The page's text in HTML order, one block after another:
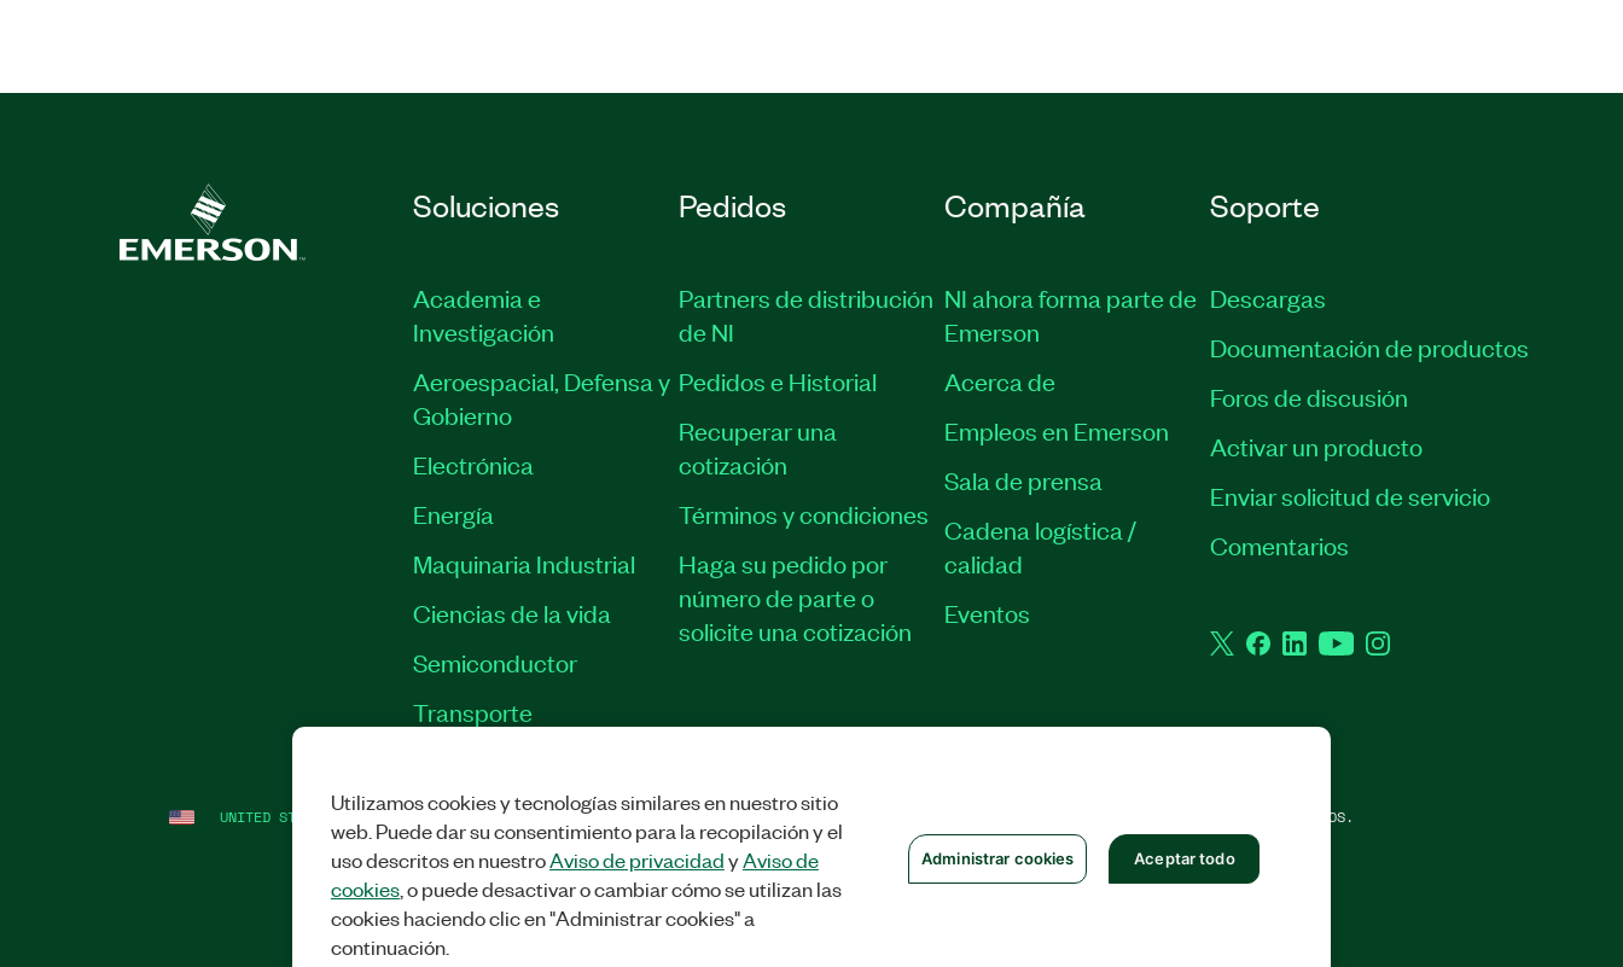
LabVIEW
Número(s) de parte:
Soluciones
Academia e
Investigación
Aeroespacial, Defensa y
Gobierno
Electrónica
Energía
Maquinaria Industrial
Ciencias de la vida
Semiconductor
Transporte
Pedidos
Partners de distribución
de NI
Pedidos e Historial
Recuperar una
cotización
Términos y condiciones
Haga su pedido por
número de parte o
solicite una cotización
Compañía
NI ahora forma parte de
Emerson
Acerca de
Empleos en Emerson
Sala de prensa
Cadena logística /
calidad
Eventos
Soporte
Descargas
Documentación de productos
Foros de discusión
Activar un producto
Enviar solicitud de servicio
Comentarios
TwitterFacebook
LinkedInYouTubeInstagram
UNITED STATES LEGAL| IMPRINT| PRIVACIDAD| ADMINISTRAR COOKIES ©2026 NATIONAL INSTRUMENTS CORP. TODOS LOS DERECHOS RESERVADOS.
Utilizamos cookies y tecnologías similares en nuestro sitio
web. Puede dar su consentimiento para la recopilación y el
uso descritos en nuestroAviso de privacidadyAviso de
cookies, o puede desactivar o cambiar cómo se utilizan las
cookies haciendo clic en "Administrar cookies" a
continuación.
Administrar cookies Aceptar todo